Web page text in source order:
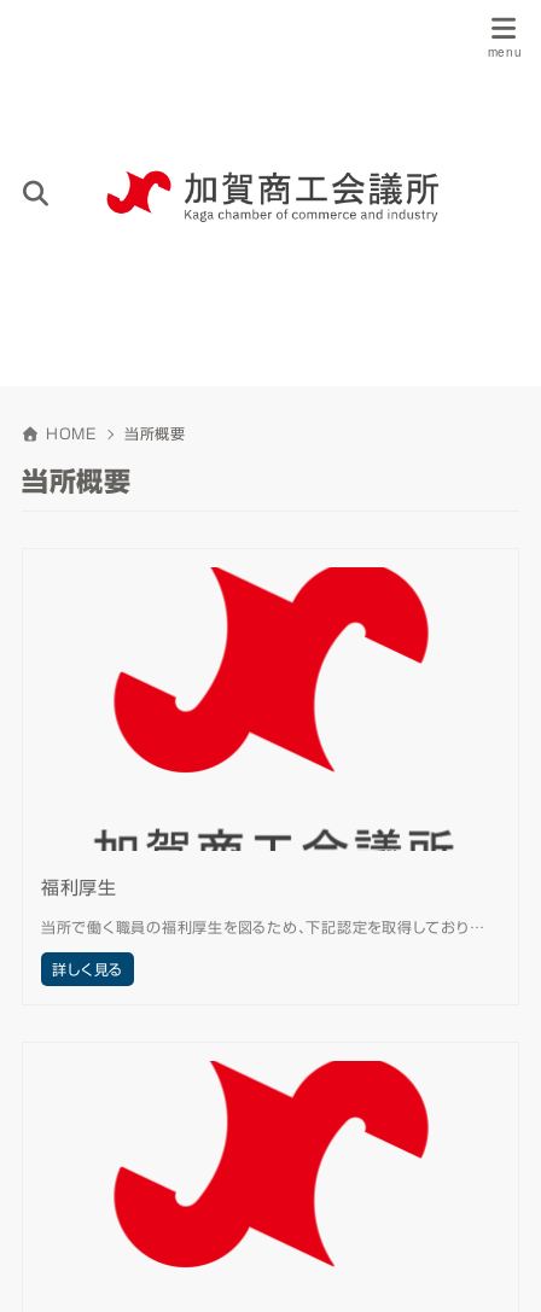
HOME 当所概要
当所概要
福利厚生
当所で働く職員の福利厚生を図るため、下記認定を取得しており…
詳しく見る